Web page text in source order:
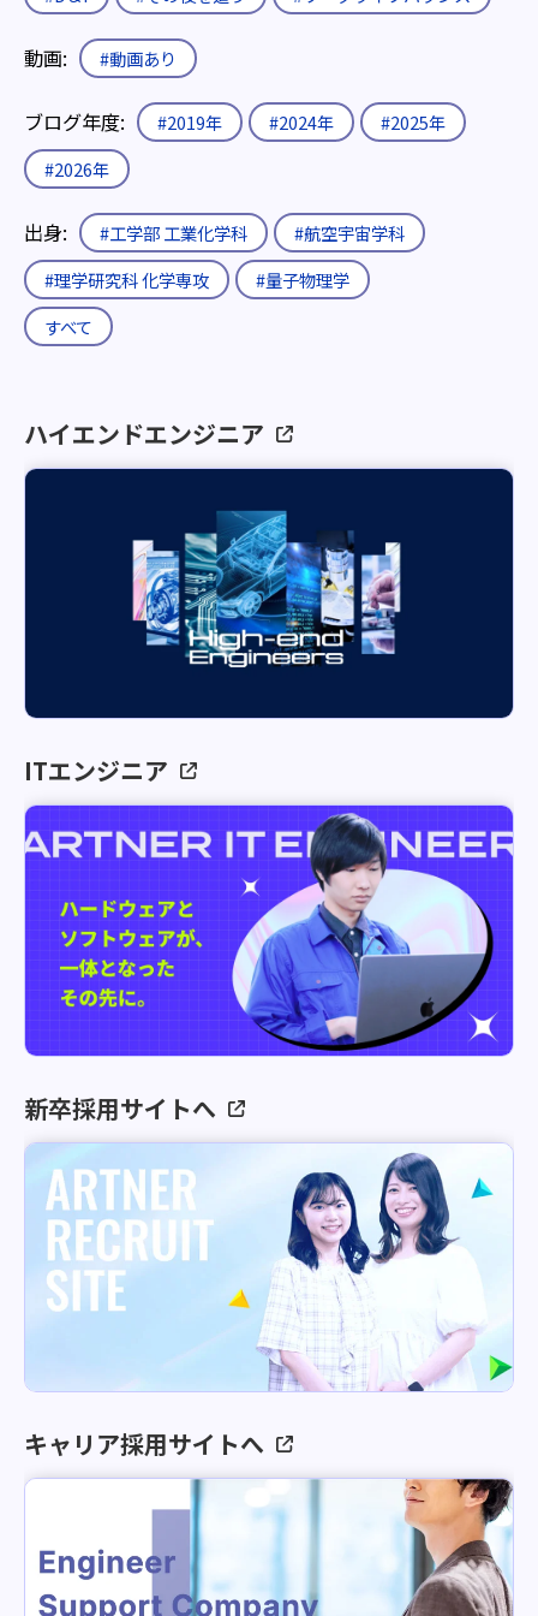
動画: #動画あり
ブログ年度: #2019年 #2024年
#2025年
#2026年
出身: #工学部 工業化学科
#航空宇宙学科
#理学研究科 化学専攻
#量子物理学
すべて
ハイエンドエンジニア
ITエンジニア
新卒採用サイトへ
キャリア採用サイトへ